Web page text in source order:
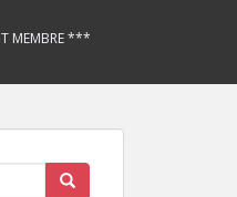
MEMBRE ***